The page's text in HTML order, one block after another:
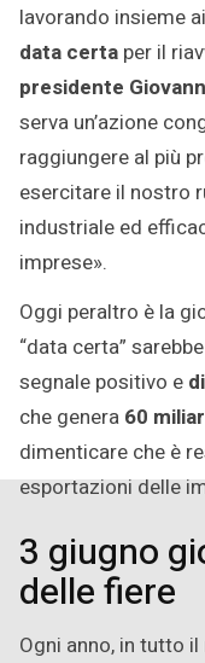
lavorando insieme
data certa per il
presidente
serva un’azione
raggiungere al più
esercitare il nostro
industriale ed
imprese».
Oggi peraltro è la
“data certa”
segnale positivo e
che genera 60
dimenticare che è
esportazioni delle
3 giugno
delle fiere
Ogni anno, in tutto